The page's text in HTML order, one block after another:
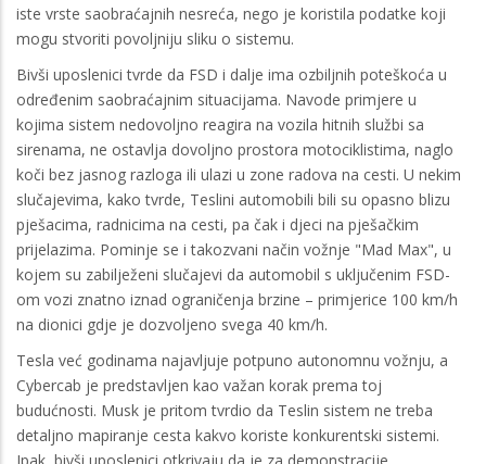
iste vrste saobraćajnih nesreća, nego je koristila podatke koji
mogu stvoriti povoljniju sliku o sistemu.
Bivši uposlenici tvrde da FSD i dalje ima ozbiljnih poteškoća u
određenim saobraćajnim situacijama. Navode primjere u
kojima sistem nedovoljno reagira na vozila hitnih službi sa
sirenama, ne ostavlja dovoljno prostora motociklistima, naglo
koči bez jasnog razloga ili ulazi u zone radova na cesti. U nekim
slučajevima, kako tvrde, Teslini automobili bili su opasno blizu
pješacima, radnicima na cesti, pa čak i djeci na pješačkim
prijelazima. Pominje se i takozvani način vožnje "Mad Max", u
kojem su zabilježeni slučajevi da automobil s uključenim FSD-
om vozi znatno iznad ograničenja brzine – primjerice 100 km/h
na dionici gdje je dozvoljeno svega 40 km/h.
Tesla već godinama najavljuje potpuno autonomnu vožnju, a
Cybercab je predstavljen kao važan korak prema toj
budućnosti. Musk je pritom tvrdio da Teslin sistem ne treba
detaljno mapiranje cesta kakvo koriste konkurentski sistemi.
Ipak, bivši uposlenici otkrivaju da je za demonstracije